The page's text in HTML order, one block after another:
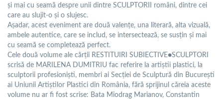
și mai cu seamă despre unii dintre SCULPTORII români, dintre cei
care au slujit-o și o slujesc.
Așadar, acest eveniment are două valențe, una literară, alta vizuală,
ambele autentice, care se includ, se intersectează, se susțin și mai
cu seamă se completează perfect.
Cele două volume ale cărții RESTITUIRI SUBIECTIVE●SCULPTORI
scrisă de MARILENA DUMITRIU fac referire la artiștii plastici, la
sculptorii profesioniști, membri ai Secției de Sculptură din București
ai Uniunii Artiștilor Plastici din România, fără sprijinul căreia aceste
volume nu ar fi fost scrise: Bata Miodrag Marianov, Constantin